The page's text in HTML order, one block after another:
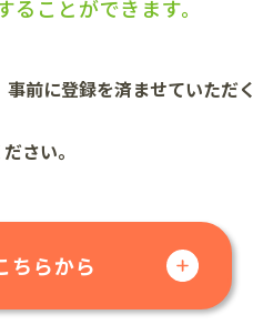
ことができます。
前に登録を済ませていただ
さい。
ちらから